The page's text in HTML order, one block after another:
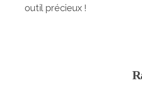
outil précieux !